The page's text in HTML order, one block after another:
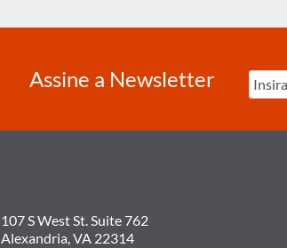
Assine a Newsletter
107 S West St. Suite 762
Alexandria, VA 22314